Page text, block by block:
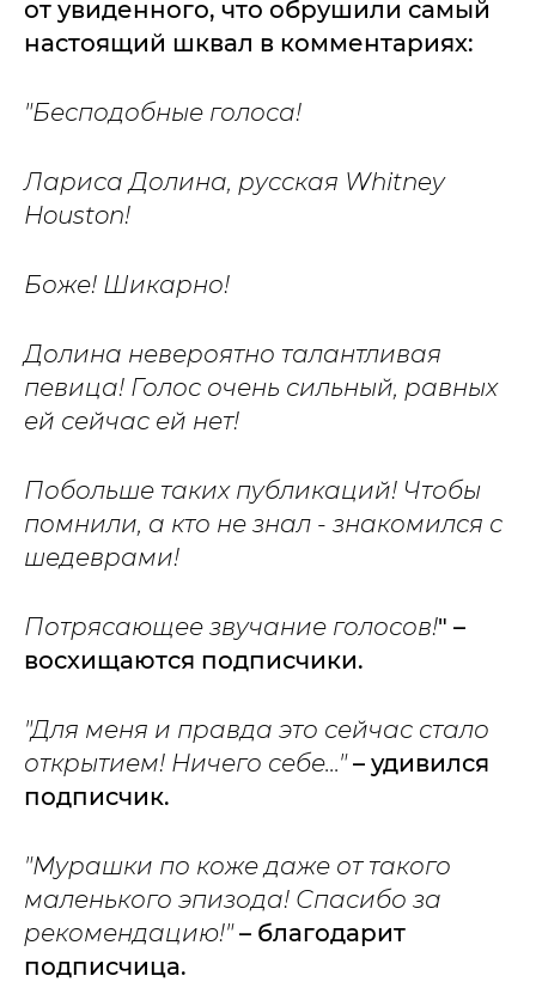
от увиденного, что обрушили самый
настоящий шквал в комментариях:
"Бесподобные голоса!
Лариса Долина, русская Whitney
Houston!
Боже! Шикарно!
Долина невероятно талантливая
певица! Голос очень сильный, равных
ей сейчас ей нет!
Побольше таких публикаций! Чтобы
помнили, а кто не знал - знакомился с
шедеврами!
Потрясающее звучание голосов!" –
восхищаются подписчики.
"Для меня и правда это сейчас стало
открытием! Ничего себе..."– удивился
подписчик.
"Мурашки по коже даже от такого
маленького эпизода! Спасибо за
рекомендацию!"– благодарит
подписчица.